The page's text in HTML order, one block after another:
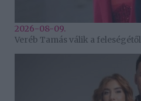
2026-08-09.
Veréb Tamás válik a feleségétől